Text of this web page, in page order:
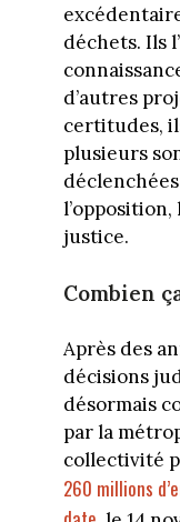
déchets. Ils
d’autres
certitudes,
plusieurs
justice.
Combien
Après des
décisions
désormais
par la
collectivité
260 millions